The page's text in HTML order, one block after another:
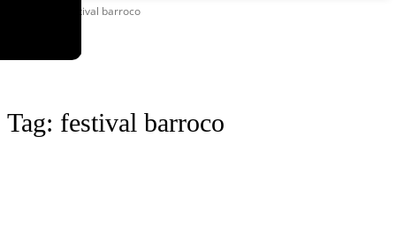
Festival barroco
Tag: festival barroco